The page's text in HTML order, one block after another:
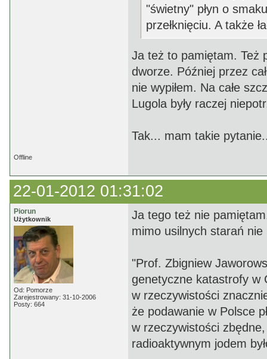
"świetny" płyn o
przełknięciu. A także
Ja też to pamiętam. Też
dworze. Później przez
nie wypiłem. Na całe
Lugola były raczej
Tak... mam takie
Offline
22-01-2012 01:31:02
Piorun
Użytkownik
Od: Pomorze
Zarejestrowany: 31-10-2006
Posty: 664
Ja tego też nie
mimo usilnych starań
"Prof. Zbigniew
genetyczne katastrofy w
w rzeczywistości
że podawanie w Polsce
w rzeczywistości
radioaktywnym jodem